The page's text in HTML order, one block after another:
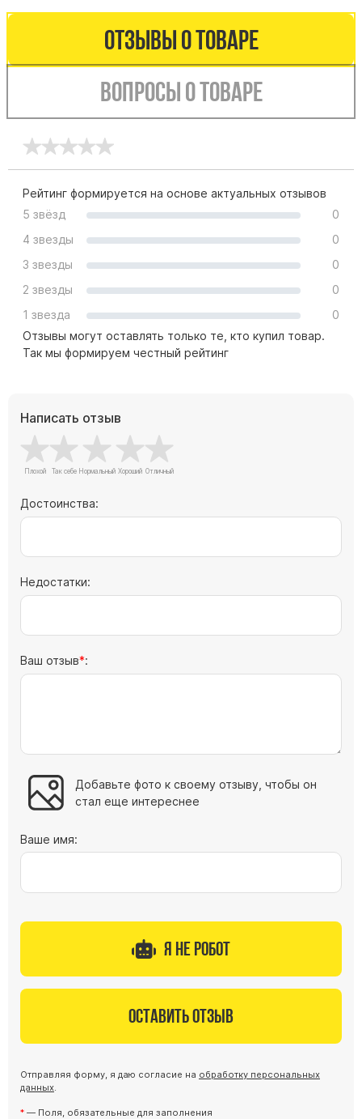
Ограды из гранита
Ограды из чугуна
Столбы для ограды чугун
Ограды металл
Вазы полимерные
Подсвечники
Венки
Вазы из гранита
Скульптуры в полный рост
Скульптуры "Ангел" литиевые
Распятие
Скорбящие
Отзывы о товаре
Вопросы о товаре
Рейтинг формируется на основе актуальных отзывов
5 звёзд
0
4 звезды
0
3 звезды
0
2 звезды
0
1 звезда
0
Отзывы могут оставлять только те, кто купил товар.
Так мы формируем честный рейтинг
Написать отзыв
Достоинства:
Недостатки:
Ваш отзыв :
Добавьте фото к своему отзыву, чтобы он
стал еще интереснее
Ваше имя:
Я не робот
Оставить отзыв
Отправляя форму, я даю согласие на обработку персональных
данных
— Поля, обязательные для заполнения